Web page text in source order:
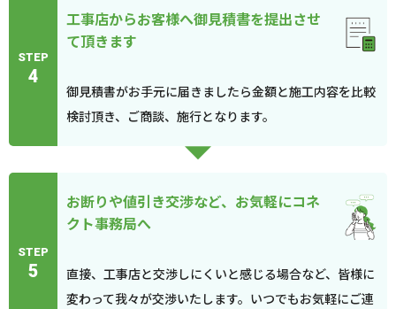
STEP
4
工事店からお客様へ御見積書を提出させ
て頂きます
御見積書がお手元に届きましたら金額と施工内容を比較
検討頂き、ご商談、施行となります。
STEP
5
お断りや値引き交渉など、お気軽にコネ
クト事務局へ
直接、工事店と交渉しにくいと感じる場合など、皆様に
変わって我々が交渉いたします。いつでもお気軽にご連